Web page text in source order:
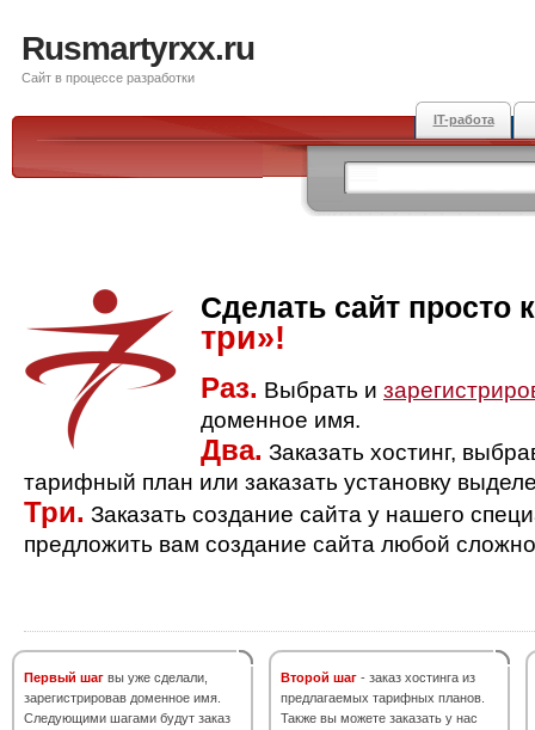
Rusmartyrxx.ru
Сайт в процессе разработки
IT-работа
Сделать сайт просто
три»!
Раз. Выбрать и
доменное имя.
Два. Заказать хостинг,
тарифный план или заказать установку
Три. Заказать создание сайта у нашего
предложить вам создание сайта любой
Первый шаг вы уже сделали,
зарегистрировав доменное имя.
Следующими шагами будут заказ
Второй шаг - заказ хостинга из
предлагаемых тарифных планов.
Также вы можете заказать у нас